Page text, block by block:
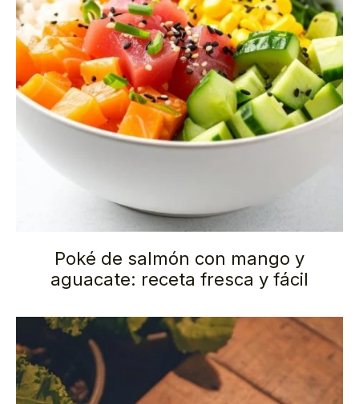
Poké de salmón con mango y
aguacate: receta fresca y fácil